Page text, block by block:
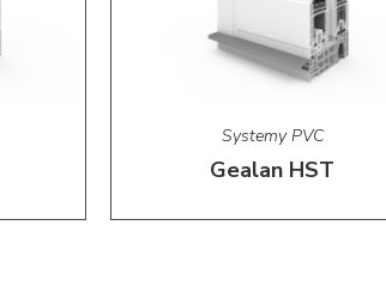
Systemy PVC
Gealan HST